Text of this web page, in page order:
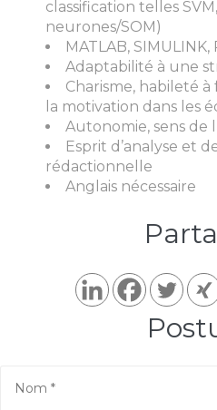
classification telles
neurones/SOM)
MATLAB, SIMULINK,
Adaptabilité à une
Charisme, habileté
la motivation dans les
Autonomie, sens de
Esprit d’analyse et
rédactionnelle
Anglais nécessaire